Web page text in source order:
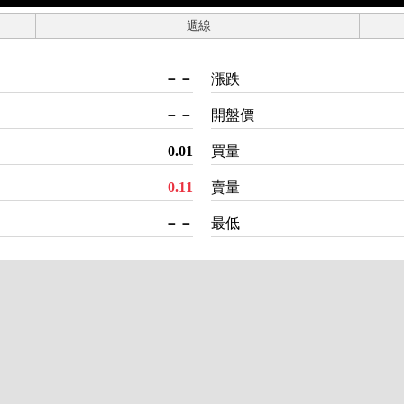
週線
－－
－－
0.01
0.11
－－
漲跌
開盤價
買量
賣量
最低